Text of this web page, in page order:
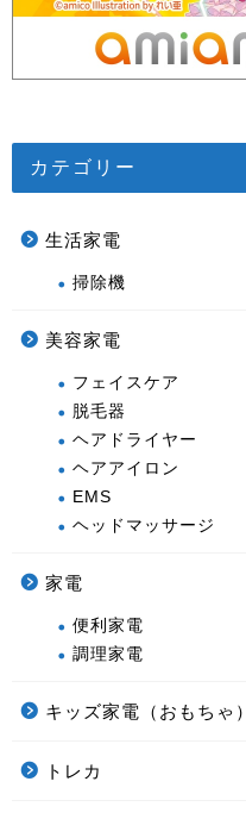
カテゴリー
生活家電
掃除機
美容家電
フェイスケア
脱毛器
ヘアドライヤー
ヘアアイロン
EMS
ヘッドマッサージ
家電
便利家電
調理家電
キッズ家電（おもちゃ）
トレカ